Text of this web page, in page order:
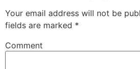
Your email address will not be
fields are marked *
Comment